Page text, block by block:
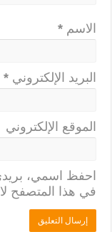
الاسم*
البريد الإلكتروني*
الموقع الإلكتروني
احفظ اسمي، بريدي
في هذا المتصفح